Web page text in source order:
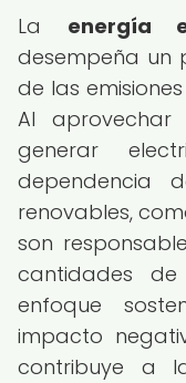
La energía
desempeña un
de las
Al
generar
dependencia
renovables,
son
cantidades
enfoque
impacto
contribuye a